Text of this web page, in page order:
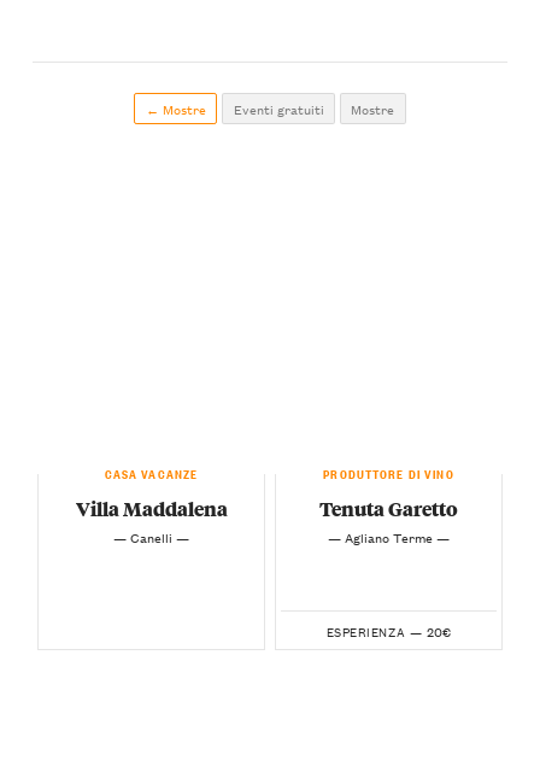
← Mostre Eventi gratuiti Mostre
CASA VACANZE
Villa Maddalena
— Canelli —
PRODUTTORE DI VINO
Tenuta Garetto
— Agliano Terme —
ESPERIENZA — 20€